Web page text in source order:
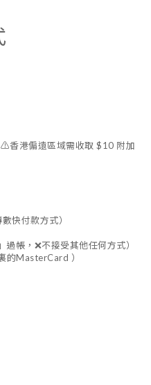
香港偏遠區域需收取 $10 附加
快付款方式）
帳，❌不接受其他任何方式）
的MasterCard ）